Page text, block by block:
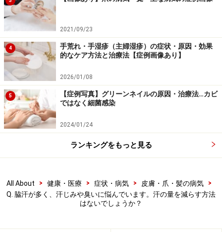
2021/09/23
4
手荒れ・手湿疹（主婦湿疹）の症状・原因・効果
的なケア方法と治療法【症例画像あり】
2026/01/08
5
【症例写真】グリーンネイルの原因・治療法…カビ
ではなく細菌感染
2024/01/24
ランキングをもっと見る
All About > 健康・医療 > 症状・病気 > 皮膚・爪・髪の病気
>
Q. 脇汗が多く、汗じみや臭いに悩んでいます。汗の量を減らす方法
はないでしょうか？